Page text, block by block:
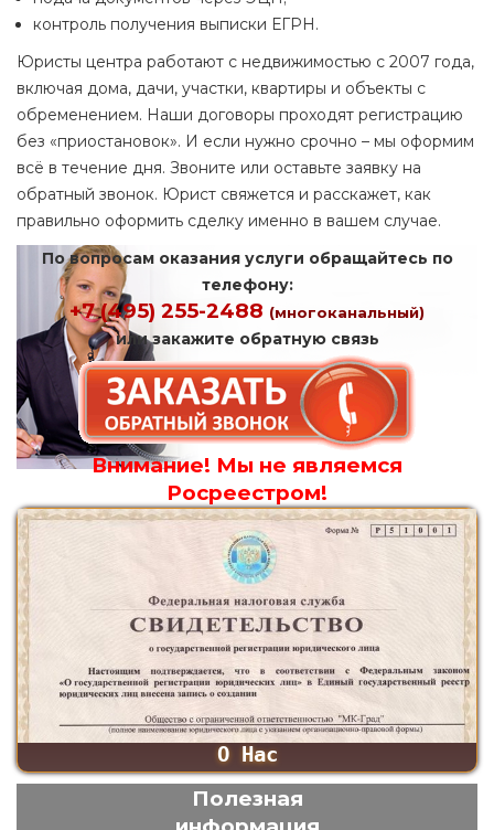
контроль получения выписки ЕГРН.
Юристы центра работают с недвижимостью с 2007 года,
включая дома, дачи, участки, квартиры и объекты с
обременением. Наши договоры проходят регистрацию
без «приостановок». И если нужно срочно – мы оформим
всё в течение дня. Звоните или оставьте заявку на
обратный звонок. Юрист свяжется и расскажет, как
правильно оформить сделку именно в вашем случае.
По вопросам оказания услуги обращайтесь по
телефону:
+7 (495) 255-2488 (многоканальный)
или закажите обратную связь
Внимание! Мы не являемся
Росреестром!
О Нас
Полезная